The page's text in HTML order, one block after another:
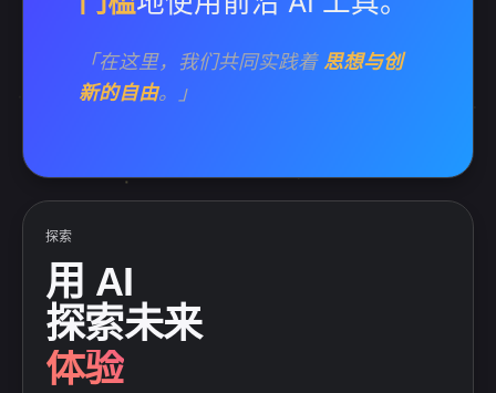
「在这里，我们共同实践着 思想与创
新的自由。」
探索
用 AI
探索未来
创新
体验